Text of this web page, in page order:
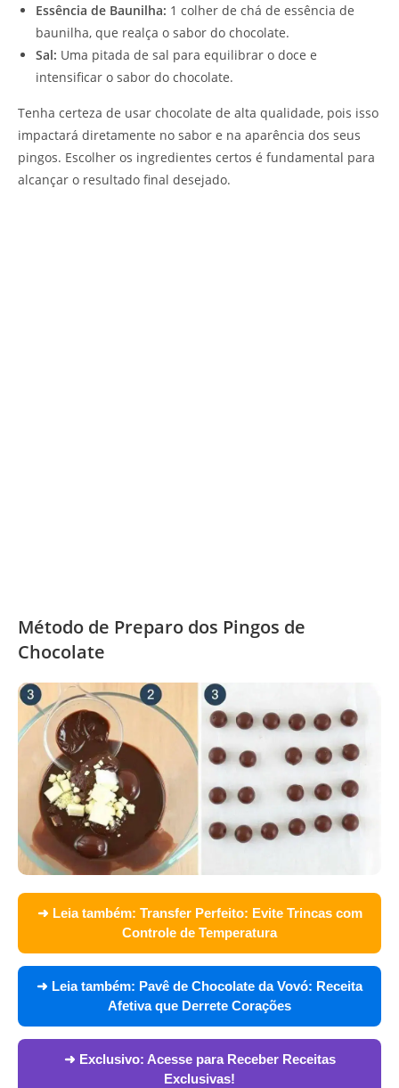
Essência de Baunilha: 1 colher de chá de essência de
baunilha, que realça o sabor do chocolate.
Sal: Uma pitada de sal para equilibrar o doce e
intensificar o sabor do chocolate.
Tenha certeza de usar chocolate de alta qualidade, pois isso
impactará diretamente no sabor e na aparência dos seus
pingos. Escolher os ingredientes certos é fundamental para
alcançar o resultado final desejado.
Método de Preparo dos Pingos de
Chocolate
➜ Leia também: Transfer Perfeito: Evite Trincas com
Controle de Temperatura
➜ Leia também: Pavê de Chocolate da Vovó: Receita
Afetiva que Derrete Corações
➜ Exclusivo: Acesse para Receber Receitas
Exclusivas!